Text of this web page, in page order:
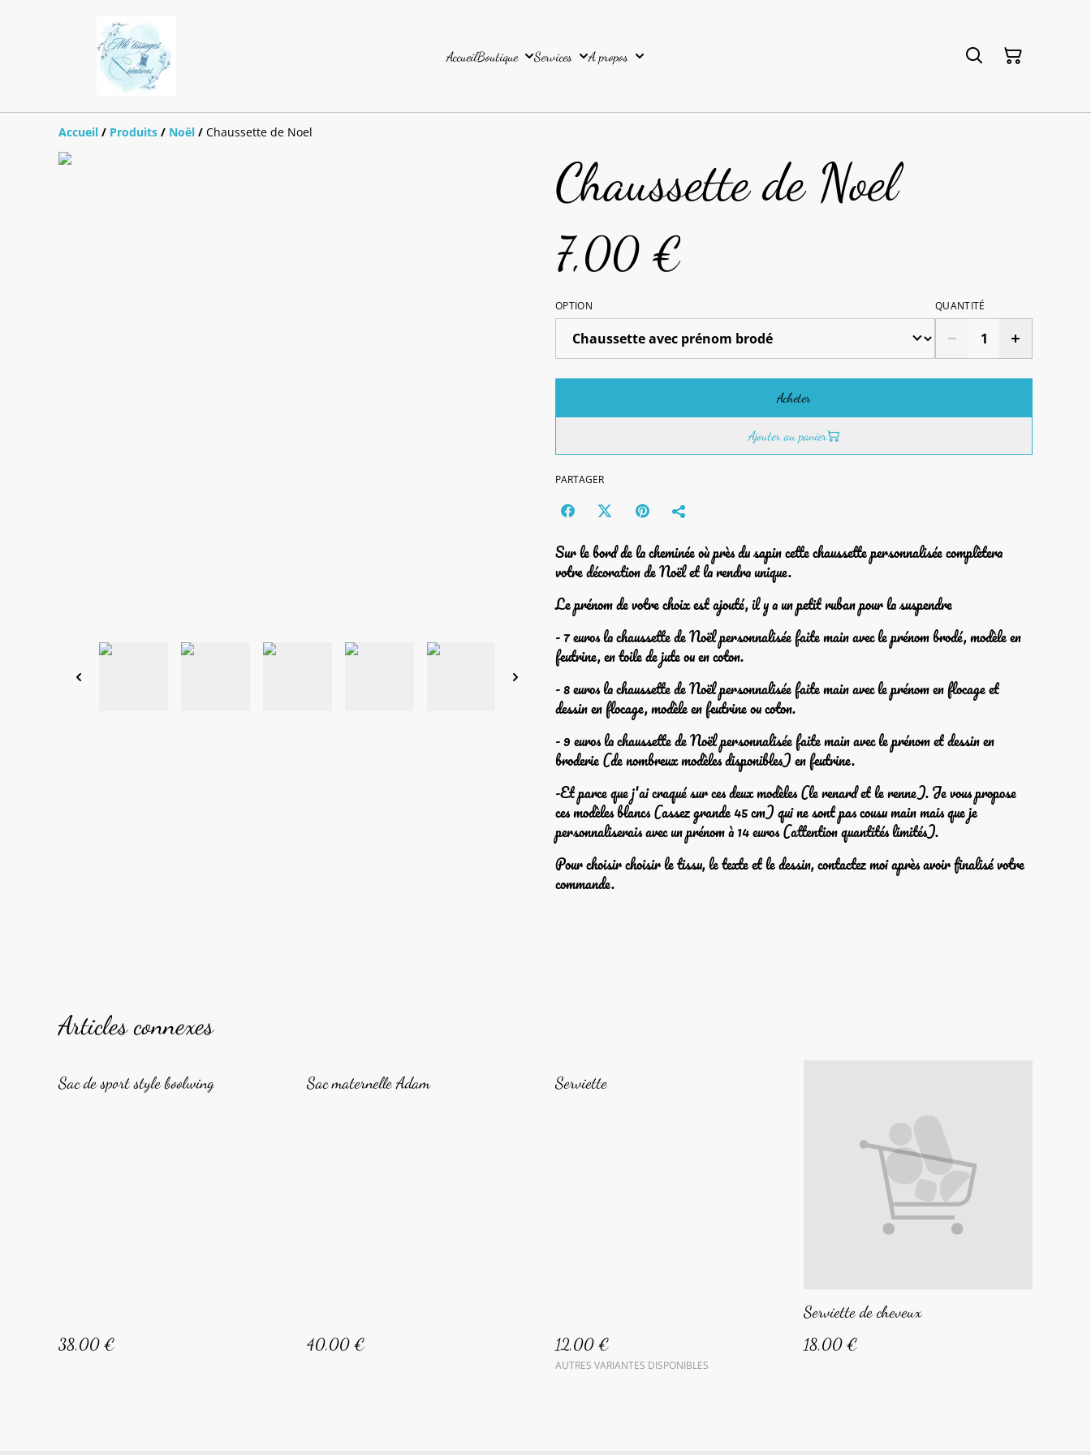
AccueilBoutique Services A propos
Accueil / Produits / Noël / Chaussette de Noel
Chaussette de Noel
7,00 €
OPTION QUANTITÉ
Acheter
Ajouter au panier
PARTAGER
Sur le bord de la cheminée où près du sapin cette chaussette personnalisée complètera
votre décoration de Noël et la rendra unique.
Le prénom de votre choix est ajouté, il y a un petit ruban pour la suspendre
- 7 euros la chaussette de Noël personnalisée faite main avec le prénom brodé, modèle en
feutrine, en toile de jute ou en coton.
- 8 euros la chaussette de Noël personnalisée faite main avec le prénom en flocage et
dessin en flocage, modèle en feutrine ou coton.
- 9 euros la chaussette de Noël personnalisée faite main avec le prénom et dessin en
broderie (de nombreux modèles disponibles) en feutrine.
-Et parce que j'ai craqué sur ces deux modèles (le renard et le renne). Je vous propose
ces modèles blancs (assez grande 45 cm) qui ne sont pas cousu main mais que je
personnaliserais avec un prénom à 14 euros (attention quantités limités).
Pour choisir choisir le tissu, le texte et le dessin, contactez moi après avoir finalisé votre
commande.
Articles connexes
Sac de sport style boolwing
38,00 €
Sac maternelle Adam
40,00 €
Serviette
12,00 €
AUTRES VARIANTES DISPONIBLES
Serviette de cheveux
18,00 €